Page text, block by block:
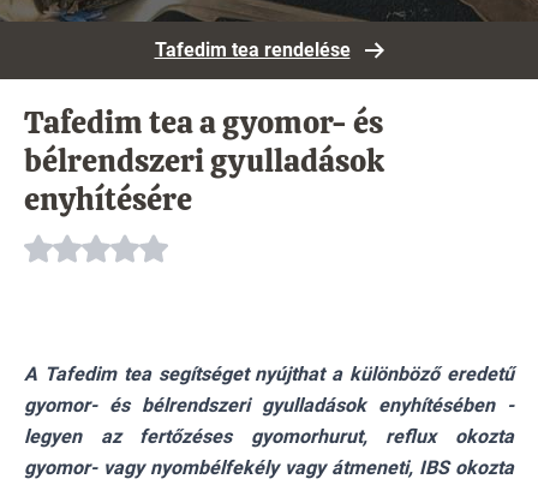
Tafedim tea rendelése
Tafedim tea a gyomor- és
bélrendszeri gyulladások
enyhítésére
A Tafedim tea segítséget nyújthat a különböző eredetű
gyomor- és bélrendszeri gyulladások enyhítésében -
legyen az fertőzéses gyomorhurut, reflux okozta
gyomor- vagy nyombélfekély vagy átmeneti, IBS okozta